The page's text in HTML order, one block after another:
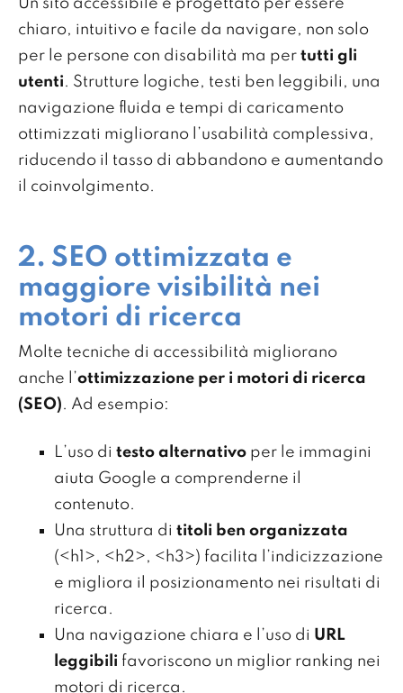
Un sito accessibile è progettato per essere
chiaro, intuitivo e facile da navigare, non solo
per le persone con disabilità ma per tutti gli
utenti. Strutture logiche, testi ben leggibili, una
navigazione fluida e tempi di caricamento
ottimizzati migliorano l’usabilità complessiva,
riducendo il tasso di abbandono e aumentando
il coinvolgimento.
2. SEO ottimizzata e
maggiore visibilità nei
motori di ricerca
Molte tecniche di accessibilità migliorano
anche l’ottimizzazione per i motori di ricerca
(SEO). Ad esempio:
L’uso di testo alternativo per le immagini
aiuta Google a comprenderne il
contenuto.
Una struttura di titoli ben organizzata
(<h1>, <h2>, <h3>) facilita l’indicizzazione
e migliora il posizionamento nei risultati di
ricerca.
Una navigazione chiara e l’uso di URL
leggibili favoriscono un miglior ranking nei
motori di ricerca.